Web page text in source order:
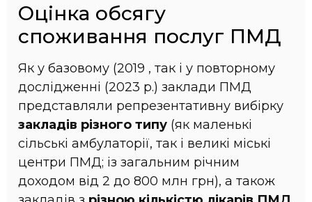
Оцінка обсягу
споживання послуг ПМД
Як у базовому (2019 , так і у повторному
дослідженні (2023 р.) заклади ПМД
представляли репрезентативну вибірку
закладів різного типу (як маленькі
сільські амбулаторії, так і великі міські
центри ПМД; із загальним річним
доходом від 2 до 800 млн грн), а також